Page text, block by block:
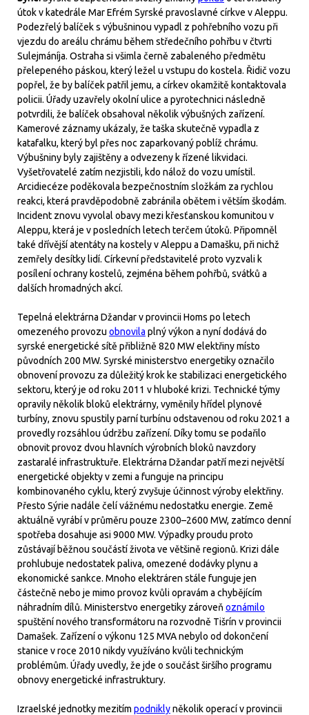
útok v katedrále Mar Efrém Syrské pravoslavné církve v Aleppu.
Podezřelý balíček s výbušninou vypadl z pohřebního vozu při
vjezdu do areálu chrámu během středečního pohřbu v čtvrti
Sulejmáníja. Ostraha si všimla černě zabaleného předmětu
přelepeného páskou, který ležel u vstupu do kostela. Řidič vozu
popřel, že by balíček patřil jemu, a církev okamžitě kontaktovala
policii. Úřady uzavřely okolní ulice a pyrotechnici následně
potvrdili, že balíček obsahoval několik výbušných zařízení.
Kamerové záznamy ukázaly, že taška skutečně vypadla z
katafalku, který byl přes noc zaparkovaný poblíž chrámu.
Výbušniny byly zajištěny a odvezeny k řízené likvidaci.
Vyšetřovatelé zatím nezjistili, kdo nálož do vozu umístil.
Arcidiecéze poděkovala bezpečnostním složkám za rychlou
reakci, která pravděpodobně zabránila obětem i větším škodám.
Incident znovu vyvolal obavy mezi křesťanskou komunitou v
Aleppu, která je v posledních letech terčem útoků. Připomněl
také dřívější atentáty na kostely v Aleppu a Damašku, při nichž
zemřely desítky lidí. Církevní představitelé proto vyzvali k
posílení ochrany kostelů, zejména během pohřbů, svátků a
dalších hromadných akcí.
Tepelná elektrárna Džandar v provincii Homs po letech
omezeného provozu obnovila plný výkon a nyní dodává do
syrské energetické sítě přibližně 820 MW elektřiny místo
původních 200 MW. Syrské ministerstvo energetiky označilo
obnovení provozu za důležitý krok ke stabilizaci energetického
sektoru, který je od roku 2011 v hluboké krizi. Technické týmy
opravily několik bloků elektrárny, vyměnily hřídel plynové
turbíny, znovu spustily parní turbínu odstavenou od roku 2021 a
provedly rozsáhlou údržbu zařízení. Díky tomu se podařilo
obnovit provoz dvou hlavních výrobních bloků navzdory
zastaralé infrastruktuře. Elektrárna Džandar patří mezi největší
energetické objekty v zemi a funguje na principu
kombinovaného cyklu, který zvyšuje účinnost výroby elektřiny.
Přesto Sýrie nadále čelí vážnému nedostatku energie. Země
aktuálně vyrábí v průměru pouze 2300–2600 MW, zatímco denní
spotřeba dosahuje asi 9000 MW. Výpadky proudu proto
zůstávají běžnou součástí života ve většině regionů. Krizi dále
prohlubuje nedostatek paliva, omezené dodávky plynu a
ekonomické sankce. Mnoho elektráren stále funguje jen
částečně nebo je mimo provoz kvůli opravám a chybějícím
náhradním dílů. Ministerstvo energetiky zároveň oznámilo
spuštění nového transformátoru na rozvodně Tišrín v provincii
Damašek. Zařízení o výkonu 125 MVA nebylo od dokončení
stanice v roce 2010 nikdy využíváno kvůli technickým
problémům. Úřady uvedly, že jde o součást širšího programu
obnovy energetické infrastruktury.
Izraelské jednotky mezitím podniklyněkolik operací v provincii